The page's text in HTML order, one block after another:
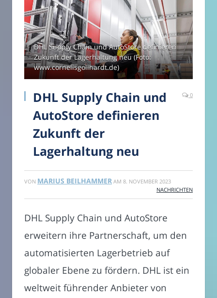
DHL Supply Chain und AutoStore definieren
Zukunft der Lagerhaltung neu (Foto:
www.cornelisgollhardt.de)
DHL Supply Chain und
AutoStore definieren
Zukunft der
Lagerhaltung neu
0
VON MARIUS BEILHAMMER AM 8. NOVEMBER 2023
NACHRICHTEN
DHL Supply Chain und AutoStore
erweitern ihre Partnerschaft, um den
automatisierten Lagerbetrieb auf
globaler Ebene zu fördern. DHL ist ein
weltweit führender Anbieter von